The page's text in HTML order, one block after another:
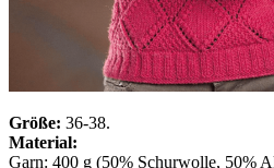
Größe: 36-38.
Material:
Garn: 400 g (50% Schurwolle, 50%